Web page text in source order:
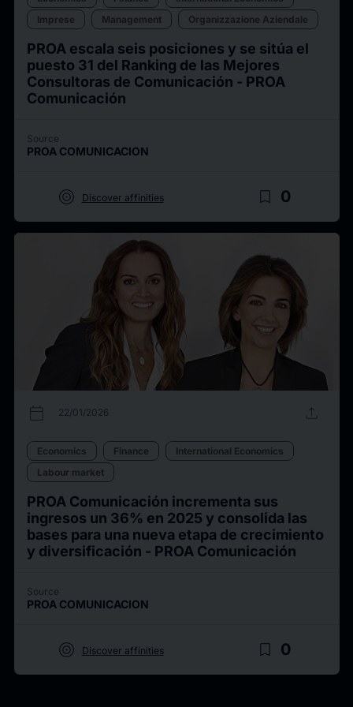
Imprese
Management Organizzazione Aziendale
PROA escala seis posiciones y se sitúa el
puesto 31 del Ranking de las Mejores
Consultoras de Comunicación - PROA
Comunicación
Source
PROA COMUNICACION
target Discover affinities bookmark_border 0
calendar_today 22/01/2026 upload
Economics Finance
International Economics
Labour market
PROA Comunicación incrementa sus
ingresos un 36% en 2025 y consolida las
bases para una nueva etapa de crecimiento
y diversificación - PROA Comunicación
Source
PROA COMUNICACION
target Discover affinities bookmark_border 0